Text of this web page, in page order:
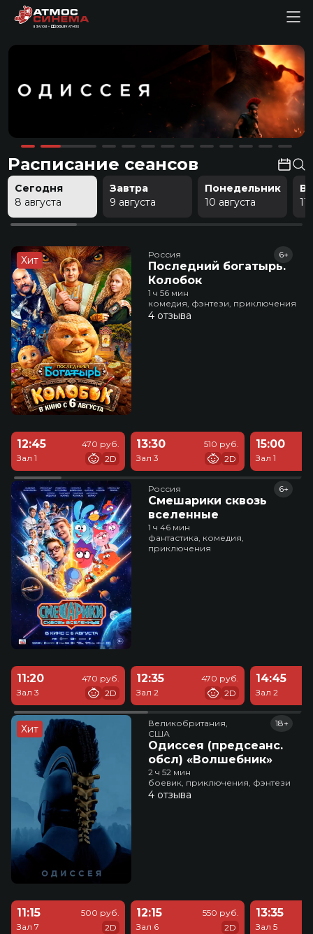
Расписание сеансов
Сегодня
8 августа
Завтра
9 августа
Понедельник
10 августа
11
Хит Россия
Последний богатырь.
Колобок
6+
1 ч 56 мин
комедия, фэнтези, приключения
4 отзыва
12:45
Зал 1
470 руб.
2D
13:30
Зал 3
510 руб.
2D
15:00
Зал 1
Россия
Смешарики сквозь
вселенные
6+
1 ч 46 мин
фантастика, комедия,
приключения
11:20
Зал 3
470 руб.
2D
12:35
Зал 2
470 руб.
2D
14:45
Зал 2
Хит
Великобритания,
США
Одиссея (предсеанс.
обсл) «Волшебник»
18+
2 ч 52 мин
боевик, приключения, фэнтези
4 отзыва
11:15
Зал 7
500 руб.
2D
12:15
Зал 6
550 руб.
2D
13:35
Зал 5